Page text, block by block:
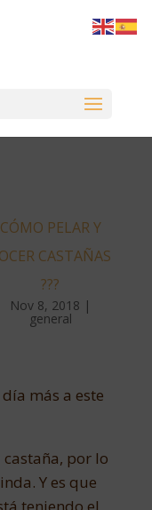
CÓMO PELAR Y
CASTAÑAS
???
Nov 8, 2018 |
general
más a este
castaña, por lo
Y es que